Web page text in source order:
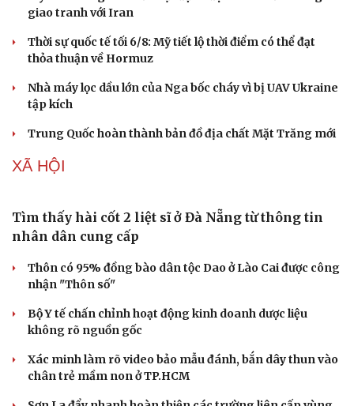
Giám sát tài sản mã hóa để sớm đưa Việt Nam ra khỏi
THẾ GIỚI
Mỹ nối lại việc chia sẻ thông tin tình báo với
Ukraine
Mỹ bác thông tin thiếu hụt đạn dược sau nhiều tháng
Thời sự quốc tế tối 6/8: Mỹ tiết lộ thời điểm có thể đạt
thỏa thuận về Hormuz
tập kích
XÃ HỘI